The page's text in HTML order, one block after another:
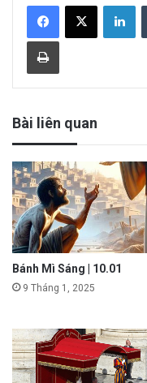
Bài liên quan
Bánh Mì Sáng | 10.01
9 Tháng 1, 2025